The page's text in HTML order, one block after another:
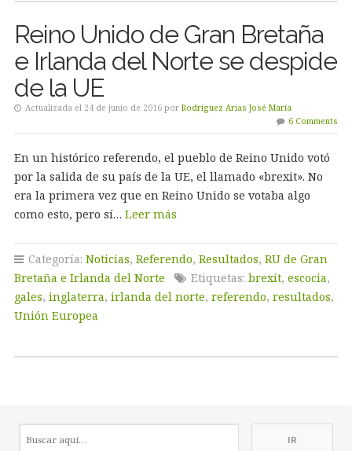
Reino Unido de Gran Bretaña
e Irlanda del Norte se despide
de la UE
Actualizada el 24 de junio de 2016 por Rodríguez Arias José María
6 Comments
En un histórico referendo, el pueblo de Reino Unido votó
por la salida de su país de la UE, el llamado «brexit». No
era la primera vez que en Reino Unido se votaba algo
como esto, pero sí… Leer más
Categoría: Noticias, Referendo, Resultados, RU de Gran
Bretaña e Irlanda del Norte
Etiquetas: brexit, escocia,
gales, inglaterra, irlanda del norte, referendo, resultados,
Unión Europea